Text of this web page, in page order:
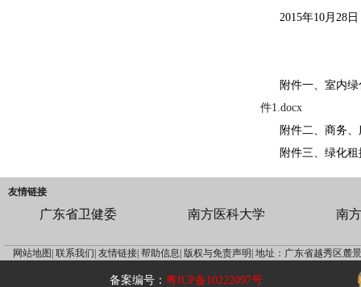
2015年10月28日
附件一、室内
件1.docx
附件二、商务
附件三、绿化
友情链接
广东省卫健委 南方医科大学 南
网站地图| 联系我们| 友情链接| 帮助信息| 版权与免责声明| 地址：广东省越秀区麓
备案编号：粤ICP备10222097号